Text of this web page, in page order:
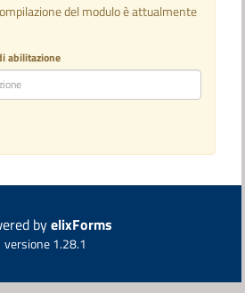
del modulo è attualmente
abilitazione
byelixForms
versione 1.28.1